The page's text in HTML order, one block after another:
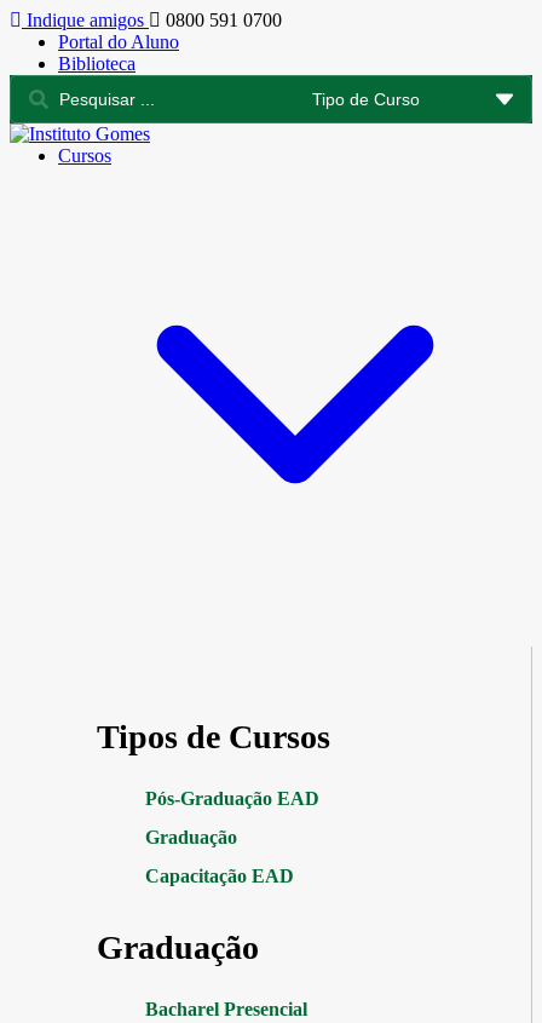
Indique amigos
0800 591 0700
Portal do Aluno
Biblioteca
Cursos
Tipos de Cursos
Pós-Graduação EAD
Graduação
Capacitação EAD
Graduação
Bacharel Presencial